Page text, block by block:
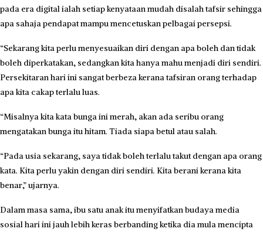
pada era digital ialah setiap kenyataan mudah disalah tafsir sehingga
apa sahaja pendapat mampu mencetuskan pelbagai persepsi.
“Sekarang kita perlu menyesuaikan diri dengan apa boleh dan tidak
boleh diperkatakan, sedangkan kita hanya mahu menjadi diri sendiri.
Persekitaran hari ini sangat berbeza kerana tafsiran orang terhadap
apa kita cakap terlalu luas.
“Misalnya kita kata bunga ini merah, akan ada seribu orang
mengatakan bunga itu hitam. Tiada siapa betul atau salah.
“Pada usia sekarang, saya tidak boleh terlalu takut dengan apa orang
kata. Kita perlu yakin dengan diri sendiri. Kita berani kerana kita
benar,” ujarnya.
Dalam masa sama, ibu satu anak itu menyifatkan budaya media
sosial hari ini jauh lebih keras berbanding ketika dia mula mencipta